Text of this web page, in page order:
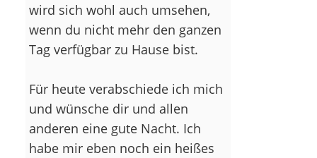
wird sich wohl auch umsehen,
wenn du nicht mehr den ganzen
Tag verfügbar zu Hause bist.
Für heute verabschiede ich mich
und wünsche dir und allen
anderen eine gute Nacht. Ich
habe mir eben noch ein heißes